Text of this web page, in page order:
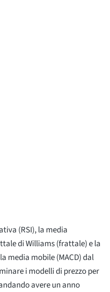
(RSI), la media
di Williams (frattale) e la
media mobile (MACD) dal
i modelli di prezzo per
avere un anno